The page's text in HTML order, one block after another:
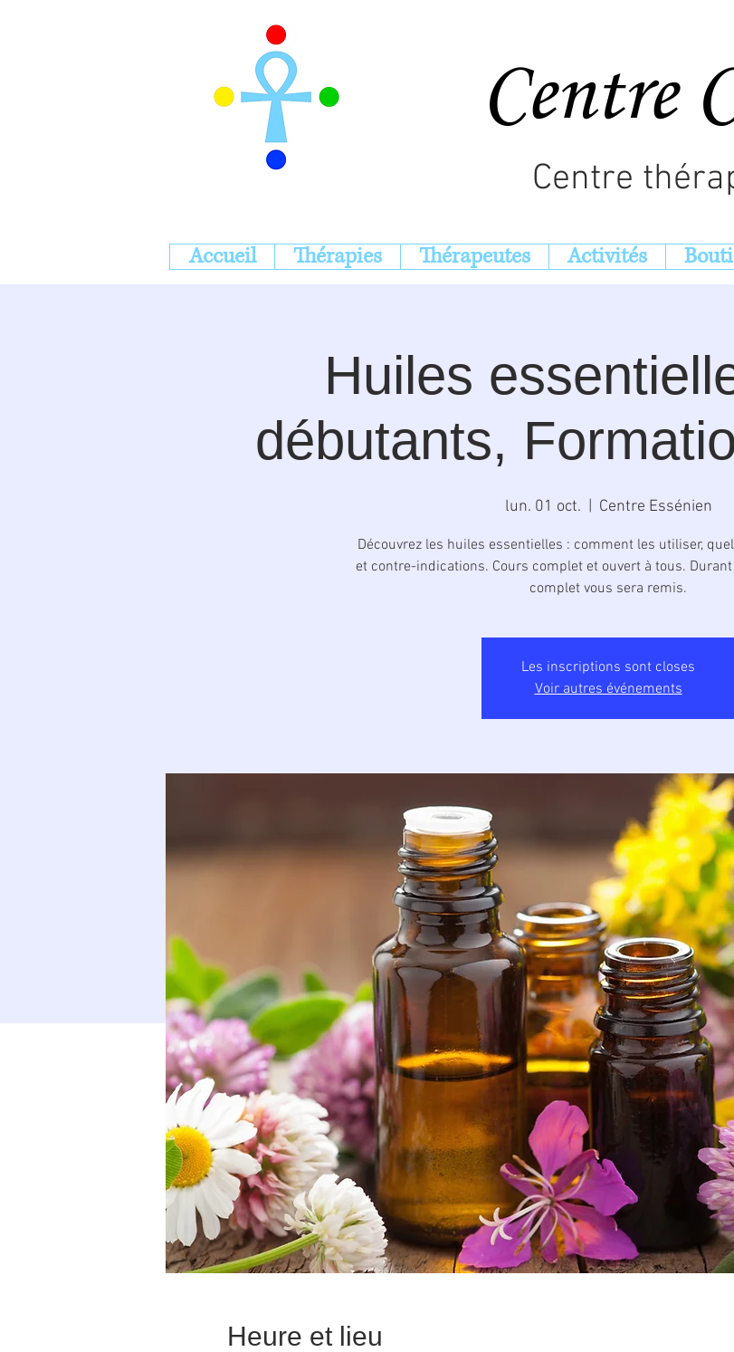
Centre
Centre
Accueil Thérapies Thérapeutes Activités
Huiles
débutants,
lun. 01 oct. Centre Essénien
Découvrez les huiles essentielles : comment les utiliser,
et contre-indications. Cours complet et ouvert à tous.
complet vous sera remis.
Les inscriptions sont closes
Voir autres événements
Heure et lieu